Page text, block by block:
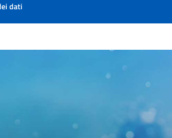
dati
e disinfettare la